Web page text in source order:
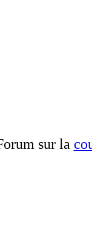
sur la